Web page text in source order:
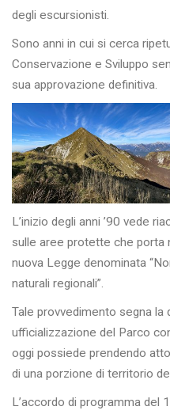
degli escursionisti.
Sono anni in cui si cerca
Conservazione e Sviluppo
sua approvazione definitiva.
L’inizio degli anni ’90 vede
sulle aree protette che porta
nuova Legge denominata
naturali regionali”.
Tale provvedimento segna la
ufficializzazione del Parco
oggi possiede prendendo
di una porzione di territorio
L’accordo di programma del